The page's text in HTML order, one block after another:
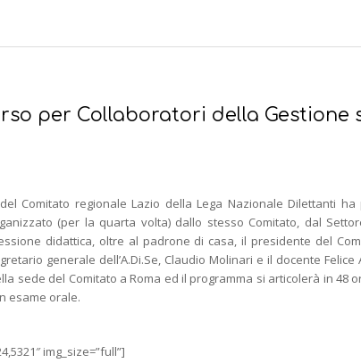
per Collaboratori della Gestione
Comitato regionale Lazio della Lega Nazionale Dilettanti
(per la quarta volta) dallo stesso Comitato, dal
didattica, oltre al padrone di casa, il presidente del
generale dell’A.Di.Se, Claudio Molinari e il docente
sede del Comitato a Roma ed il programma si articolerà in 48
esame orale.
img_size=”full”]